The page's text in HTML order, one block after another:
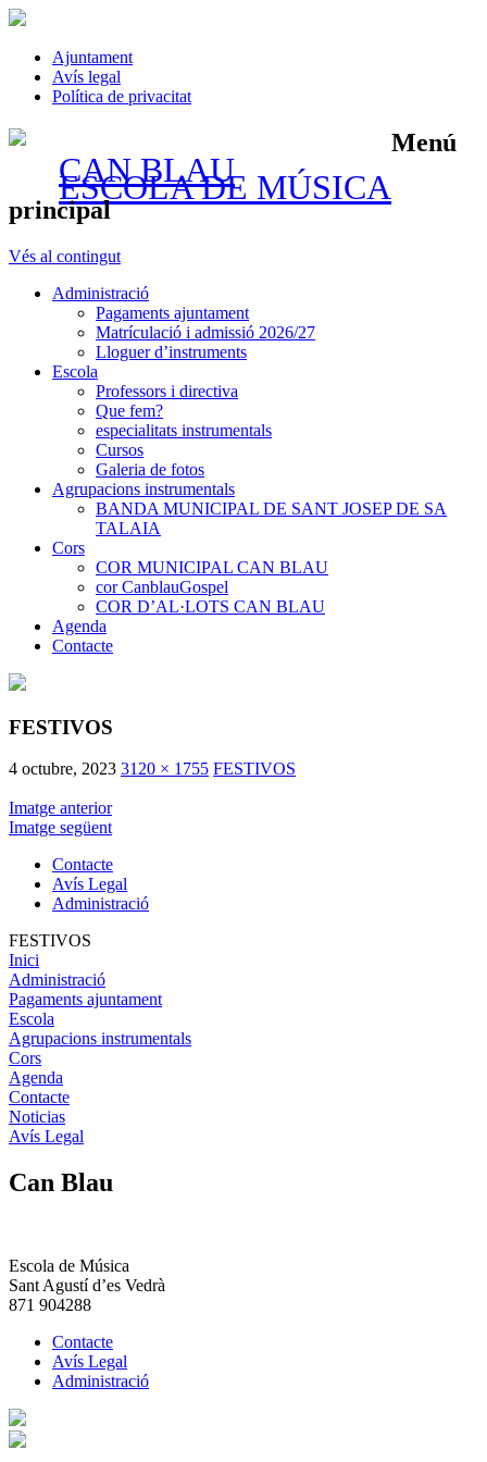
Ajuntament
Avís legal
Política de privacitat
CAN BLAU
ESCOLA DE MÚSICA
Menú
principal
Vés al contingut
Administració
Pagaments ajuntament
Matrículació i admissió 2026/27
Lloguer d’instruments
Escola
Professors i directiva
Que fem?
especialitats instrumentals
Cursos
Galeria de fotos
Agrupacions instrumentals
BANDA MUNICIPAL DE SANT JOSEP DE SA
TALAIA
Cors
COR MUNICIPAL CAN BLAU
cor CanblauGospel
COR D’AL·LOTS CAN BLAU
Agenda
Contacte
FESTIVOS
4 octubre, 2023 3120 × 1755 FESTIVOS
Imatge anterior
Imatge següent
Contacte
Avís Legal
Administració
FESTIVOS
Inici
Administració
Pagaments ajuntament
Escola
Agrupacions instrumentals
Cors
Agenda
Contacte
Noticias
Avís Legal
Can Blau
Escola de Música
Sant Agustí d’es Vedrà
871 904288
Contacte
Avís Legal
Administració